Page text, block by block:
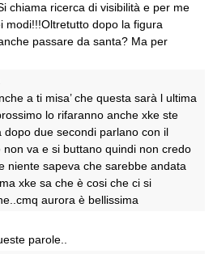
chiama ricerca di visibilità e per me
modi!!!Oltretutto dopo la figura
passare da santa? Ma per
a ti misa’ che questa sarà l ultima
lo rifaranno anche xke ste
due secondi parlano con il
va e si buttano quindi non credo
niente sapeva che sarebbe andata
xke sa che è cosi che ci si
aurora è bellissima
parole..